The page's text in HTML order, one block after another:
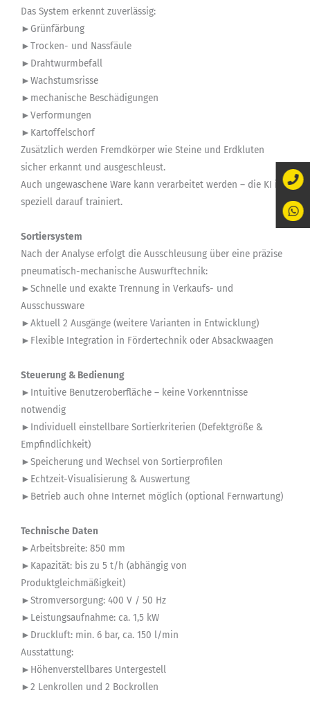
Das System erkennt zuverlässig:
►Grünfärbung
►Trocken- und Nassfäule
►Drahtwurmbefall
►Wachstumsrisse
►mechanische Beschädigungen
►Verformungen
►Kartoffelschorf
Zusätzlich werden Fremdkörper wie Steine und Erdkluten
sicher erkannt und ausgeschleust.
Auch ungewaschene Ware kann verarbeitet werden – die KI ist
speziell darauf trainiert.
Sortiersystem
Nach der Analyse erfolgt die Ausschleusung über eine präzise
pneumatisch-mechanische Auswurftechnik:
►Schnelle und exakte Trennung in Verkaufs- und
Ausschussware
►Aktuell 2 Ausgänge (weitere Varianten in Entwicklung)
►Flexible Integration in Fördertechnik oder Absackwaagen
Steuerung & Bedienung
►Intuitive Benutzeroberfläche – keine Vorkenntnisse
notwendig
►Individuell einstellbare Sortierkriterien (Defektgröße &
Empfindlichkeit)
►Speicherung und Wechsel von Sortierprofilen
►Echtzeit-Visualisierung & Auswertung
►Betrieb auch ohne Internet möglich (optional Fernwartung)
Technische Daten
►Arbeitsbreite: 850 mm
►Kapazität: bis zu 5 t/h (abhängig von
Produktgleichmäßigkeit)
►Stromversorgung: 400 V / 50 Hz
►Leistungsaufnahme: ca. 1,5 kW
►Druckluft: min. 6 bar, ca. 150 l/min
Ausstattung:
►Höhenverstellbares Untergestell
►2 Lenkrollen und 2 Bockrollen